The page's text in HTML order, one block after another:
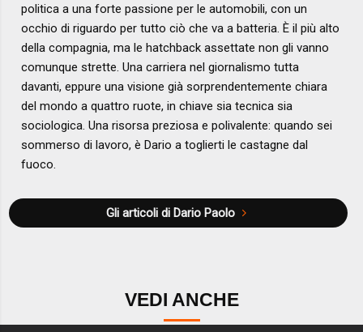
politica a una forte passione per le automobili, con un
occhio di riguardo per tutto ciò che va a batteria. È il più alto
della compagnia, ma le hatchback assettate non gli vanno
comunque strette. Una carriera nel giornalismo tutta
davanti, eppure una visione già sorprendentemente chiara
del mondo a quattro ruote, in chiave sia tecnica sia
sociologica. Una risorsa preziosa e polivalente: quando sei
sommerso di lavoro, è Dario a toglierti le castagne dal
fuoco.
Gli articoli di Dario Paolo
VEDI ANCHE